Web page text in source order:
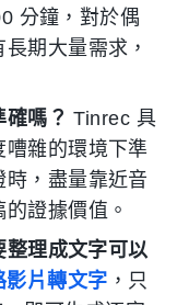
分鐘，對於偶
期大量需求，
嗎？ Tinrec 具
雜的環境下準
，盡量靠近音
證據價值。
理成文字可以
影片轉文字 ，只